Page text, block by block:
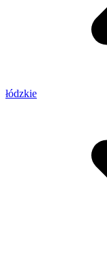
łódzkie